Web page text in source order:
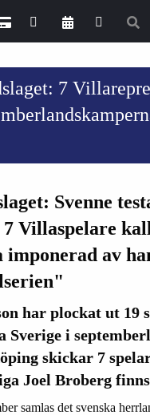
7
Svenne
7 Villaspelare
av
har plockat ut 19
Sverige i
skickar 7
Joel Broberg
samlas det svenska